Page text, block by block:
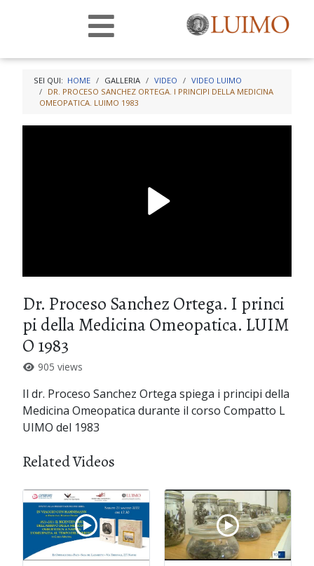
SEI QUI: HOME GALLERIA VIDEO
VIDEO LUIMO
DR. PROCESO SANCHEZ ORTEGA. I PRINCIPI DELLA MEDICINA
OMEOPATICA. LUIMO 1983
Dr. Proceso Sanchez Ortega. I princi
pi della Medicina Omeopatica. LUIM
O 1983
905 views
Il dr. Proceso Sanchez Ortega spiega i principi della
Medicina Omeopatica durante il corso Compatto L
UIMO del 1983
Related Videos